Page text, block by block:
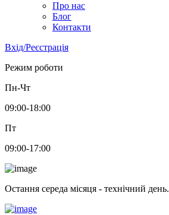
Про нас
Блог
Контакти
Вхід/Реєстрація
Режим роботи
Пн-Чт
09:00-18:00
Пт
09:00-17:00
Остання середа місяця - технічний день.